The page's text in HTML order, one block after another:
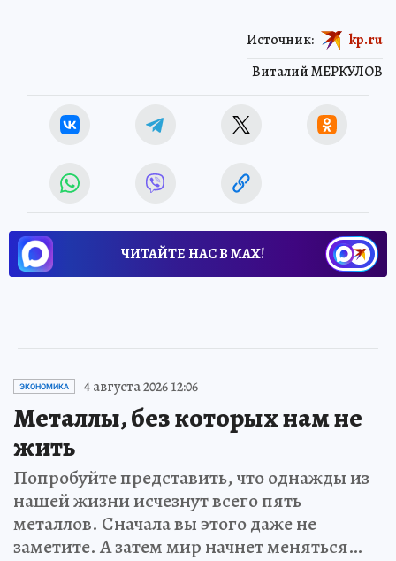
Виталий МЕРКУЛОВ
Источник: kp.ru
ЧИТАЙТЕ НАС В МАХ!
ЭКОНОМИКА 4 августа 2026 12:06
Металлы, без которых нам не
жить
Попробуйте представить, что однажды из
нашей жизни исчезнут всего пять
металлов. Сначала вы этого даже не
заметите. А затем мир начнет меняться…